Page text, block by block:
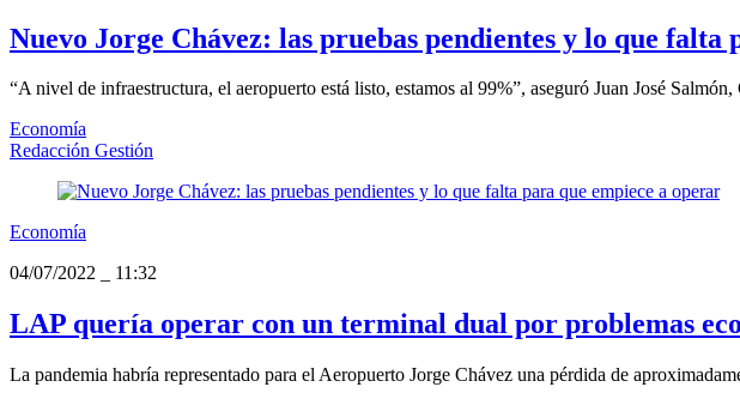
Nuevo Jorge Chávez: las pruebas pendientes y lo que falta
“A nivel de infraestructura, el aeropuerto está listo, estamos al 99%”, aseguró Juan José
Economía
Redacción Gestión
Economía
04/07/2022
11:32
LAP quería operar con un terminal dual por problemas
La pandemia habría representado para el Aeropuerto Jorge Chávez una pérdida de